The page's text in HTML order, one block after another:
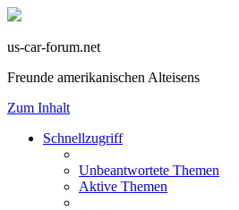
us-car-forum.net
Freunde amerikanischen Alteisens
Zum Inhalt
Schnellzugriff
Unbeantwortete Themen
Aktive Themen